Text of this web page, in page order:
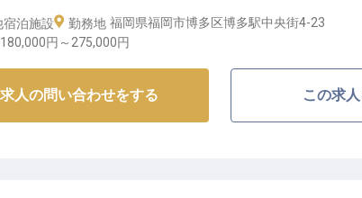
から徒歩2分の好立地にある「オリエンタルホテル福岡
House”をコンセプトに、場所と人とがつながる
タッフも活躍する、活気ある環境です。
宿泊施設 勤務地 福岡県福岡市博多区博多駅中央街4-23
円～ 275,000円
人の問い合わせをする この求